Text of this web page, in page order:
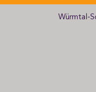
Würmtal-